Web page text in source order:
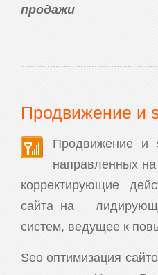
продажи
Продвижение и
Продвижение и
направленных
корректирующие
сайта на
систем, ведущее к
Seo оптимизация